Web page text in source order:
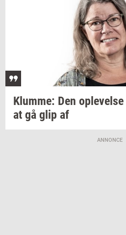
Klum­me: Den op­le­vel­se
at gå glip af
ANNONCE